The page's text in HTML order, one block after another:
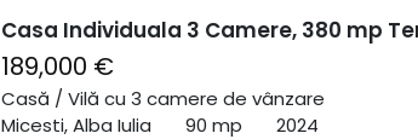
Casa Individuala 3 Camere, 380 mp
189,000 €
Casă / Vilă cu 3 camere de vânzare
Micesti, Alba Iulia
90 mp 2024